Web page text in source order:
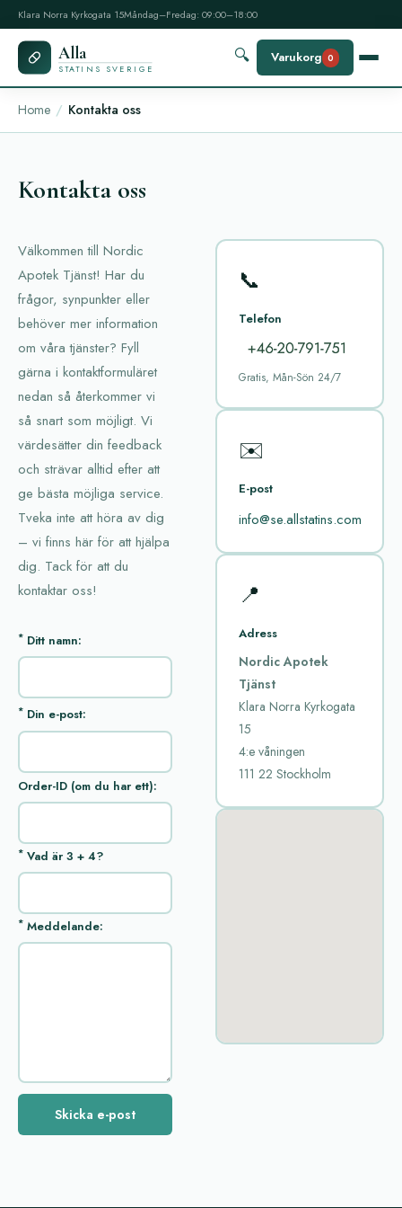
Klara Norra Kyrkogata 15Måndag–Fredag: 09:00–18:00
Alla
STATINS SVERIGE
🔍 Varukorg 0
Home Kontakta oss
Kontakta oss
Välkommen till Nordic
Apotek Tjänst! Har du
frågor, synpunkter eller
behöver mer information
om våra tjänster? Fyll
gärna i kontaktformuläret
nedan så återkommer vi
så snart som möjligt. Vi
värdesätter din feedback
och strävar alltid efter att
ge bästa möjliga service.
Tveka inte att höra av dig
– vi finns här för att hjälpa
dig. Tack för att du
kontaktar oss!
* Ditt namn:
* Din e-post:
Order-ID (om du har ett):
* Vad är 3 + 4?
* Meddelande:
Skicka e-post
📞
Telefon
Gratis, Mån-Sön 24/7
✉️
E-post
info@se.allstatins.com
📍
Adress
Nordic Apotek
Tjänst
Klara Norra Kyrkogata
15
4:e våningen
111 22 Stockholm